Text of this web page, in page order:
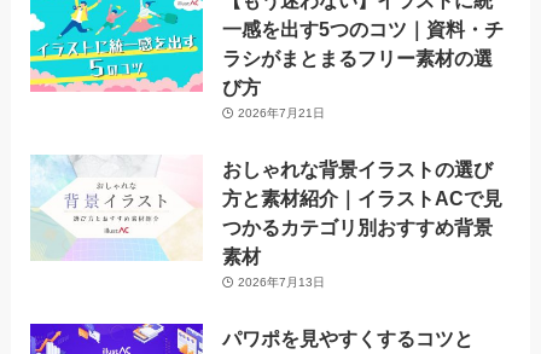
一感を出す5つのコツ｜資料・チ
ラシがまとまるフリー素材の選
び方
2026年7月21日
おしゃれな背景イラストの選び
方と素材紹介｜イラストACで見
つかるカテゴリ別おすすめ背景
素材
2026年7月13日
パワポを見やすくするコツと